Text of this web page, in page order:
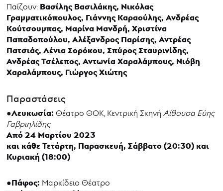
Παίζουν: Βασίλης Βασιλάκης, Νικόλας
Γραμματικόπουλος, Γιάννης Καραούλης, Ανδρέας
Κούτσουμπας, Μαρίνα Μανδρή, Χριστίνα
Παπαδοπούλου, Αλέξανδρος Παρίσης, Αντρέας
Πατσιάς, Λένια Σορόκου, Σπύρος Σταυρινίδης,
Ανδρέας Τσέλεπος, Αντωνία Χαραλάμπους, Νιόβη
Χαραλάμπους, Γιώργος Χιώτης
Παραστάσεις
●Λευκωσία:Θέατρο ΘΟΚ, Κεντρική ΣκηνήΑίθουσα Εύης
Γαβριηλίδης
Από 24 Μαρτίου 2023
και κάθε Τετάρτη, Παρασκευή, Σάββατο (20:30) και
Κυριακή (18:00)
●Πάφος: Μαρκίδειο Θέατρο